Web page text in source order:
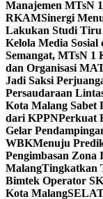
Manajemen MTsN
RKAMSinergi
Lakukan Studi Tiru
Kelola Media
Semangat, MTsN
dan Organisasi
Jadi Saksi
Persaudaraan
Kota Malang
dari KPPNPerkuat
Gelar
WBKMenuju
Pengimbasan
MalangTingkatkan
Bimtek Operator
Kota Malang